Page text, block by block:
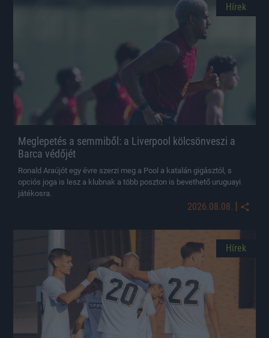
Hírek
Meglepetés a semmiből: a Liverpool kölcsönveszi a
Barca védőjét
Ronald Araújót egy évre szerzi meg a Pool a katalán gigásztól, s
opciós joga is lesz a klubnak a több poszton is bevethető uruguayi
játékosra.
2026.08.08. |
Hírek